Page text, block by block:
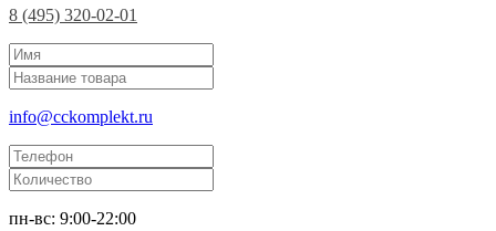
8 (495) 320-02-01
info@cckomplekt.ru
пн-вс: 9:00-22:00